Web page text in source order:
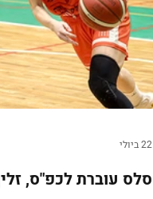
סלס עוברת לכפ"ס,
22 ביולי